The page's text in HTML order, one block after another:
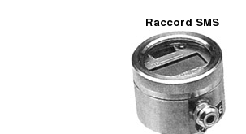
Raccord SMS